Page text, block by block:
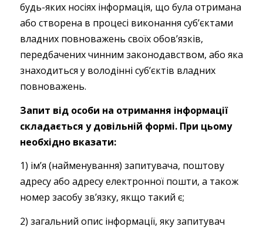
будь-яких носіях інформація, що була отримана
або створена в процесі виконання суб’єктами
владних повноважень своїх обов’язків,
передбачених чинним законодавством, або яка
знаходиться у володінні суб’єктів владних
повноважень.
Запит від особи на отримання інформації
складається у довільній формі. При цьому
необхідно вказати:
1) ім’я (найменування) запитувача, поштову
адресу або адресу електронної пошти, а також
номер засобу зв’язку, якщо такий є;
2) загальний опис інформації, яку запитувач